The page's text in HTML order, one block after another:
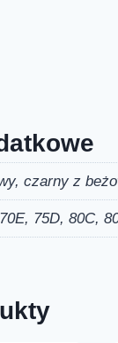
czarny z
75D, 80C,